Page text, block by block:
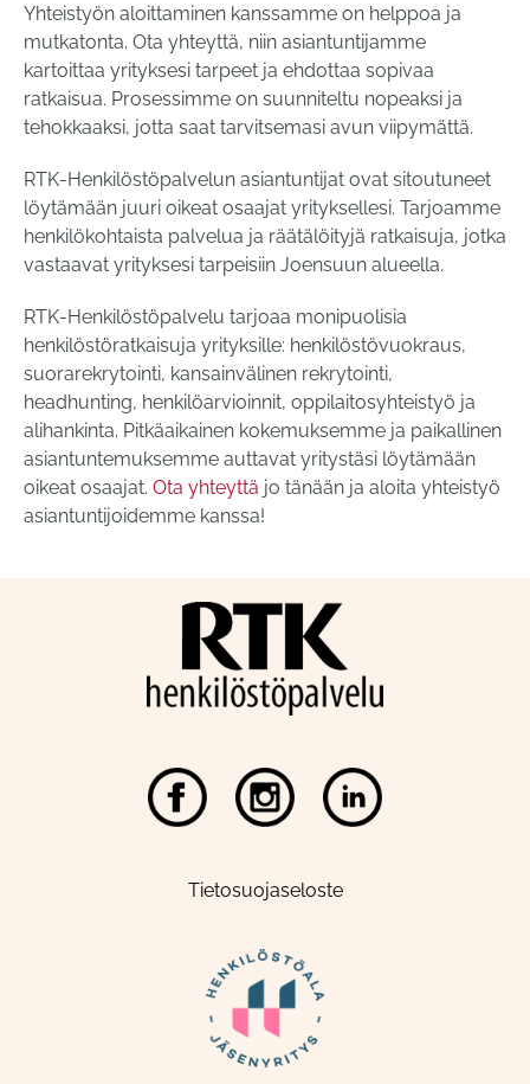
Yhteistyön aloittaminen kanssamme on helppoa ja
mutkatonta. Ota yhteyttä, niin asiantuntijamme
kartoittaa yrityksesi tarpeet ja ehdottaa sopivaa
ratkaisua. Prosessimme on suunniteltu nopeaksi ja
tehokkaaksi, jotta saat tarvitsemasi avun viipymättä.
RTK-Henkilöstöpalvelun asiantuntijat ovat sitoutuneet
löytämään juuri oikeat osaajat yrityksellesi. Tarjoamme
henkilökohtaista palvelua ja räätälöityjä ratkaisuja, jotka
vastaavat yrityksesi tarpeisiin Joensuun alueella.
RTK-Henkilöstöpalvelu tarjoaa monipuolisia
henkilöstöratkaisuja yrityksille: henkilöstövuokraus,
suorarekrytointi, kansainvälinen rekrytointi,
headhunting, henkilöarvioinnit, oppilaitosyhteistyö ja
alihankinta. Pitkäaikainen kokemuksemme ja paikallinen
asiantuntemuksemme auttavat yritystäsi löytämään
oikeat osaajat. Ota yhteyttä jo tänään ja aloita yhteistyö
asiantuntijoidemme kanssa!
Tietosuojaseloste